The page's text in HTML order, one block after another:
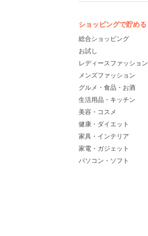
ショッピングで貯める
総合ショッピング
お試し
レディースファッション
メンズファッション
グルメ・食品・お酒
生活用品・キッチン
美容・コスメ
健康・ダイエット
家具・インテリア
家電・ガジェット
パソコン・ソフト